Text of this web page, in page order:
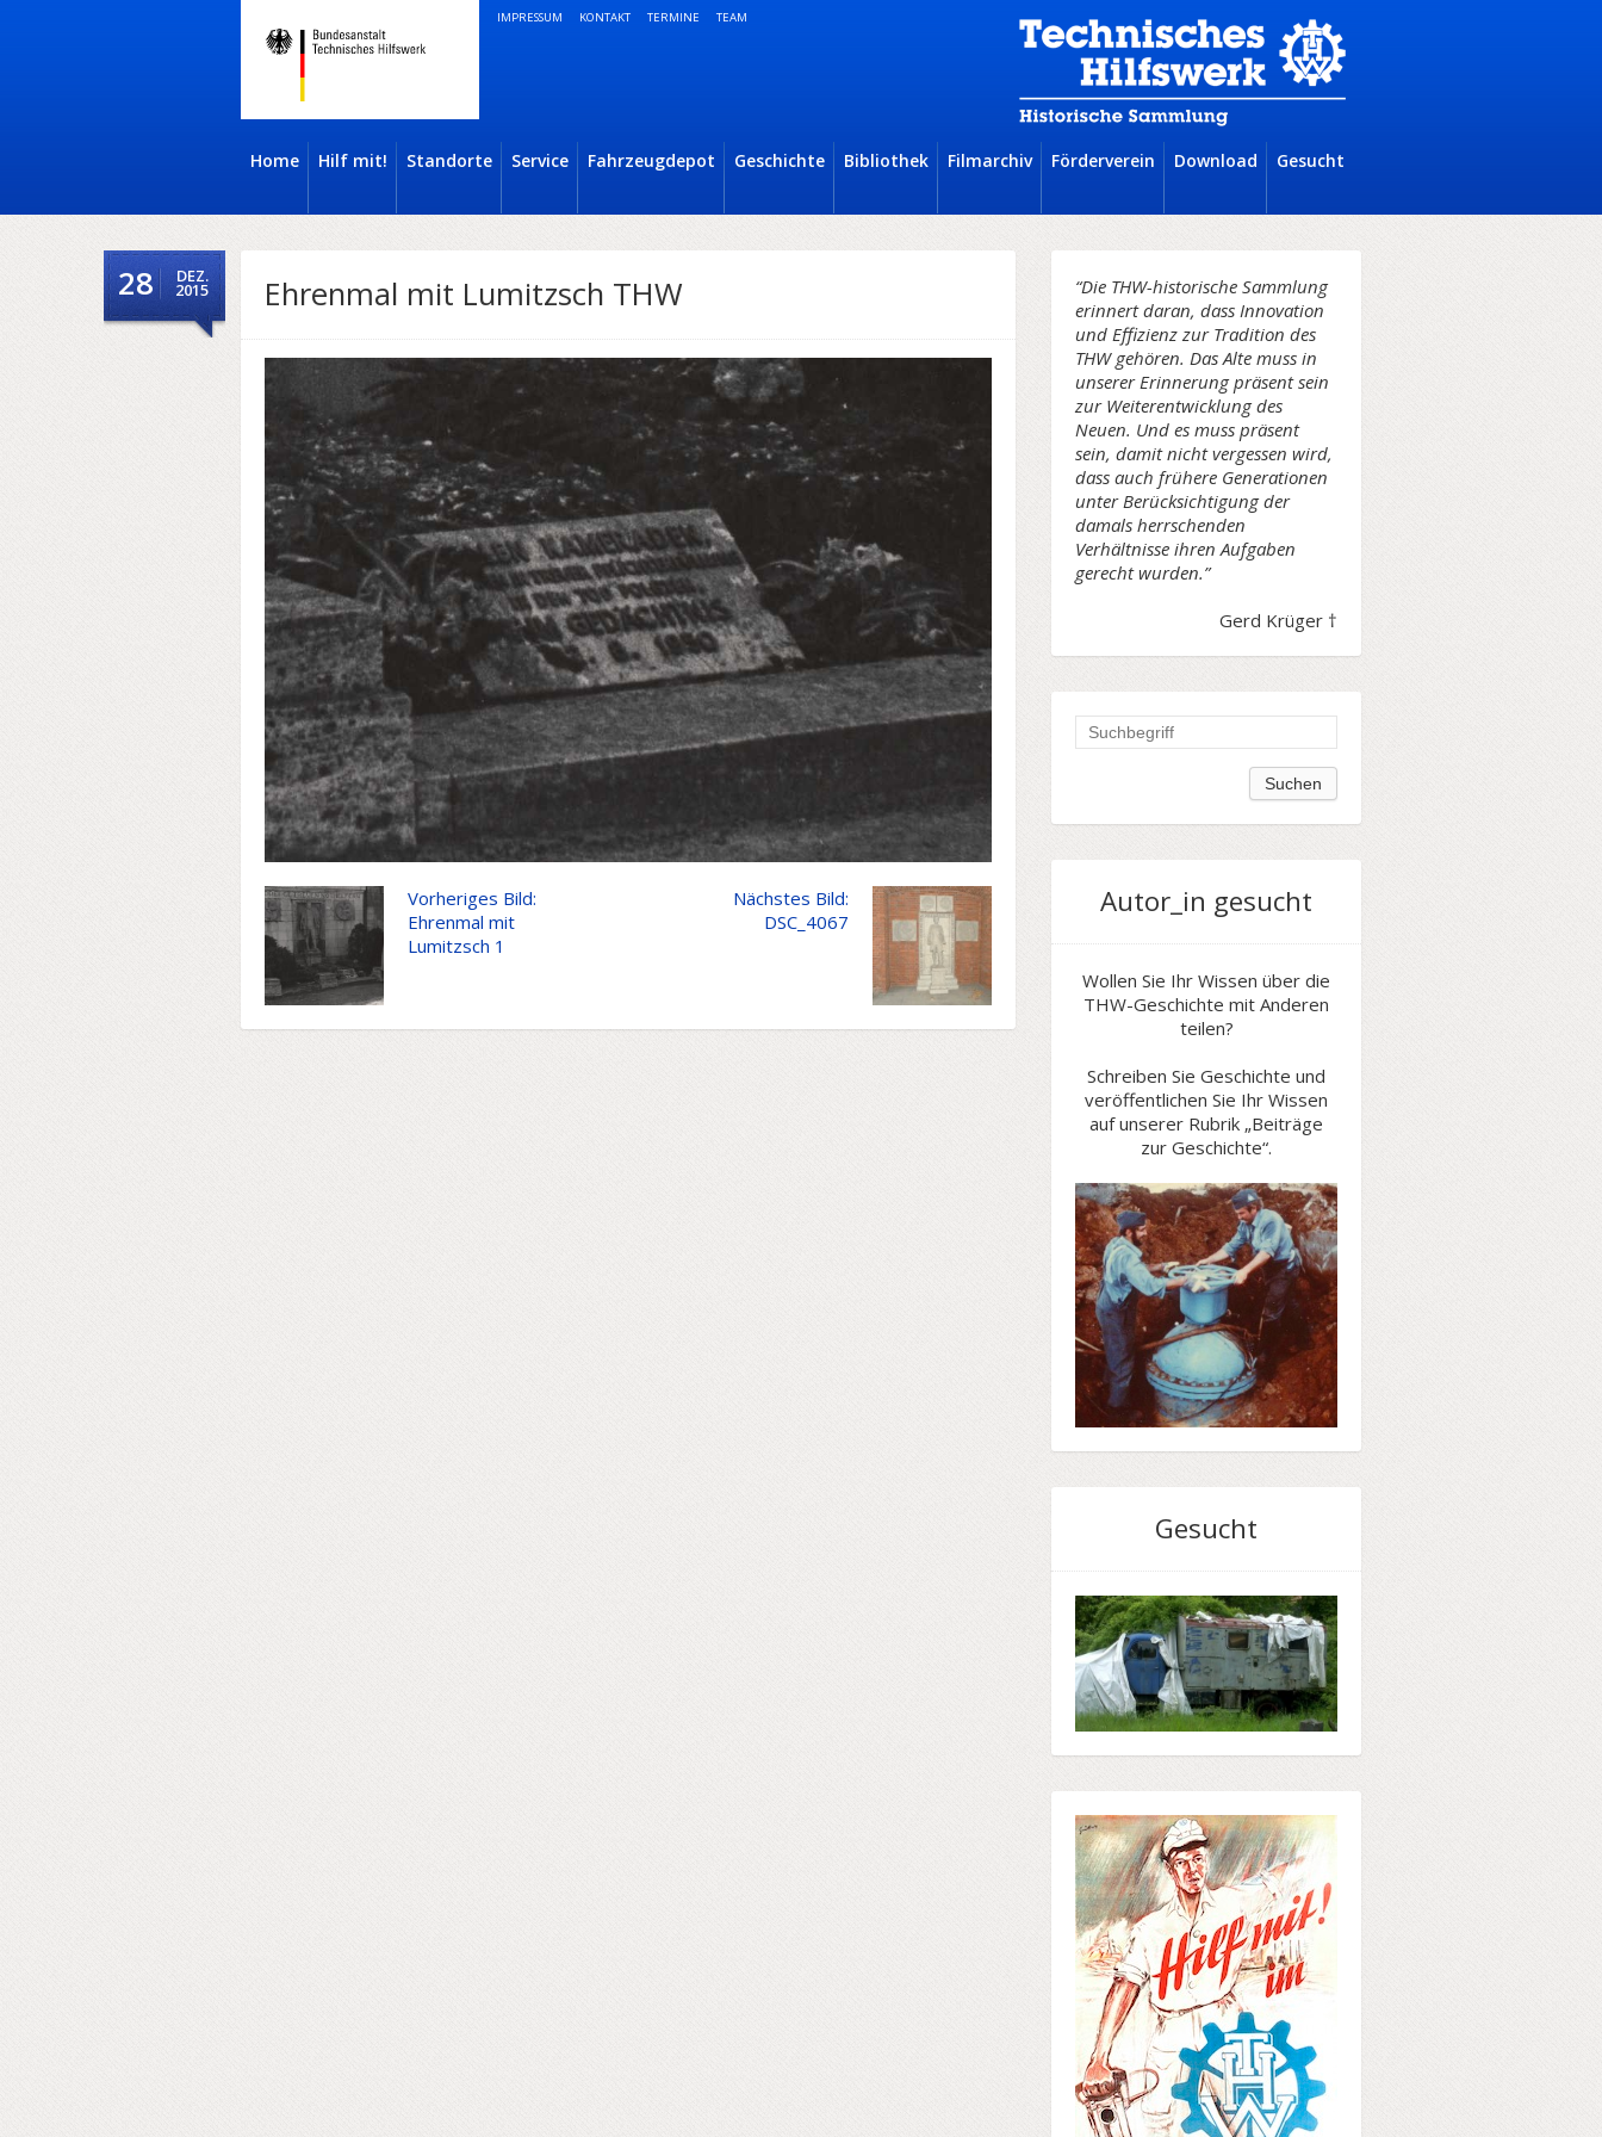
IMPRESSUM KONTAKT TERMINE TEAM
Home Hilf mit! Standorte Service Fahrzeugdepot Geschichte Bibliothek Filmarchiv Förderverein Download Gesucht
28 DEZ.
2015 Ehrenmal mit Lumitzsch THW
Vorheriges Bild:
Ehrenmal mit
Lumitzsch 1
Nächstes Bild:
DSC_4067
“Die THW-historische Sammlung
erinnert daran, dass Innovation
und Effizienz zur Tradition des
THW gehören. Das Alte muss in
unserer Erinnerung präsent sein
zur Weiterentwicklung des
Neuen. Und es muss präsent
sein, damit nicht vergessen wird,
dass auch frühere Generationen
unter Berücksichtigung der
damals herrschenden
Verhältnisse ihren Aufgaben
gerecht wurden.”
Gerd Krüger †
Autor_in gesucht
Wollen Sie Ihr Wissen über die
THW-Geschichte mit Anderen
teilen?
Schreiben Sie Geschichte und
veröffentlichen Sie Ihr Wissen
auf unserer Rubrik „Beiträge
zur Geschichte“.
Gesucht